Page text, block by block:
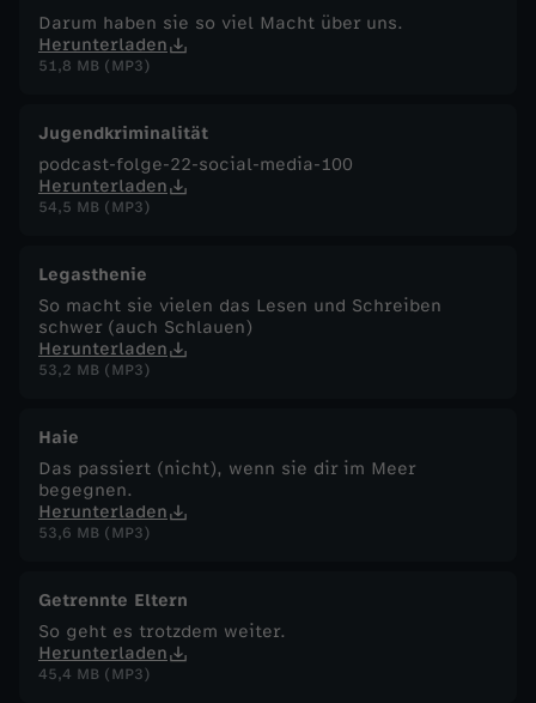
Darum haben sie so viel Macht über uns.
Herunterladen
51,8 MB (MP3)
Jugendkriminalität
podcast-folge-22-social-media-100
Herunterladen
54,5 MB (MP3)
Legasthenie
So macht sie vielen das Lesen und Schreiben
schwer (auch Schlauen)
Herunterladen
53,2 MB (MP3)
Haie
Das passiert (nicht), wenn sie dir im Meer
begegnen.
Herunterladen
53,6 MB (MP3)
Getrennte Eltern
So geht es trotzdem weiter.
Herunterladen
45,4 MB (MP3)